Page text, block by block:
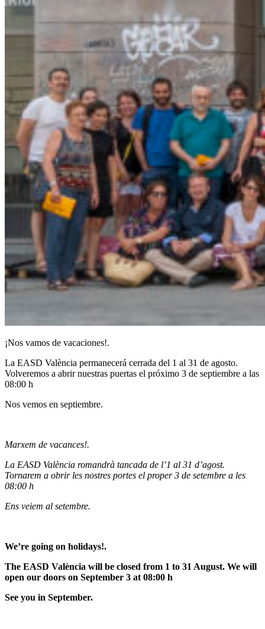
¡Nos vamos de vacaciones!.
La EASD València permanecerá cerrada del 1 al 31 de agosto.
Volveremos a abrir nuestras puertas el próximo 3 de septiembre a las
08:00 h
Nos vemos en septiembre.
Marxem de vacances!.
La EASD València romandrà tancada de l’1 al 31 d’agost.
Tornarem a obrir les nostres portes el proper 3 de setembre a les
08:00 h
Ens veiem al setembre.
We’re going on holidays!.
The EASD València will be closed from 1 to 31 August. We will
open our doors on September 3 at 08:00 h
See you in September.